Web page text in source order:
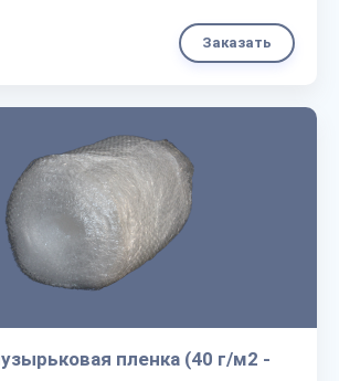
Заказать
пленка (40 г/м2 -